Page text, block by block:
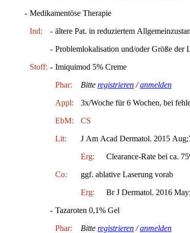
- Medikamentöse Therapie
Ind: - ältere Pat. in reduziertem
- Problemlokalisation und/oder Größe der
Stoff: - Imiquimod 5% Creme
Phar: Bitte registrieren /anmelden
Appl: 3x/Woche für 6 Wochen, bei
EbM: CS
Lit: J Am Acad Dermatol. 2015
Erg: Clearance-Rate bei ca.
Co: ggf. ablative Laserung vorab
Erg: Br J Dermatol. 2016
- Tazaroten 0,1% Gel
Phar: Bitte registrieren /anmelden